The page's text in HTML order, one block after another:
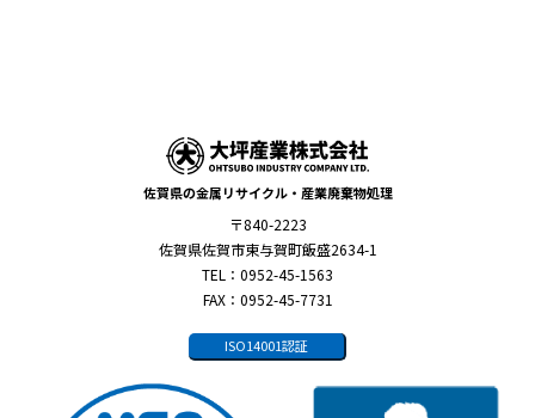
佐賀県の金属リサイクル・産業廃棄物処理
〒840-2223
佐賀県佐賀市東与賀町飯盛2634-1
TEL：0952-45-1563
FAX：0952-45-7731
ISO14001認証